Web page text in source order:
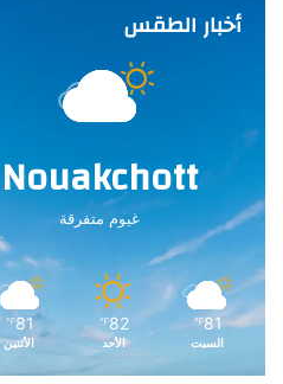
أخبار الطقس
Nouakchott
غيوم متفرقة
81
℉
السبت
82
℉
الأحد
81
℉
الأثنين